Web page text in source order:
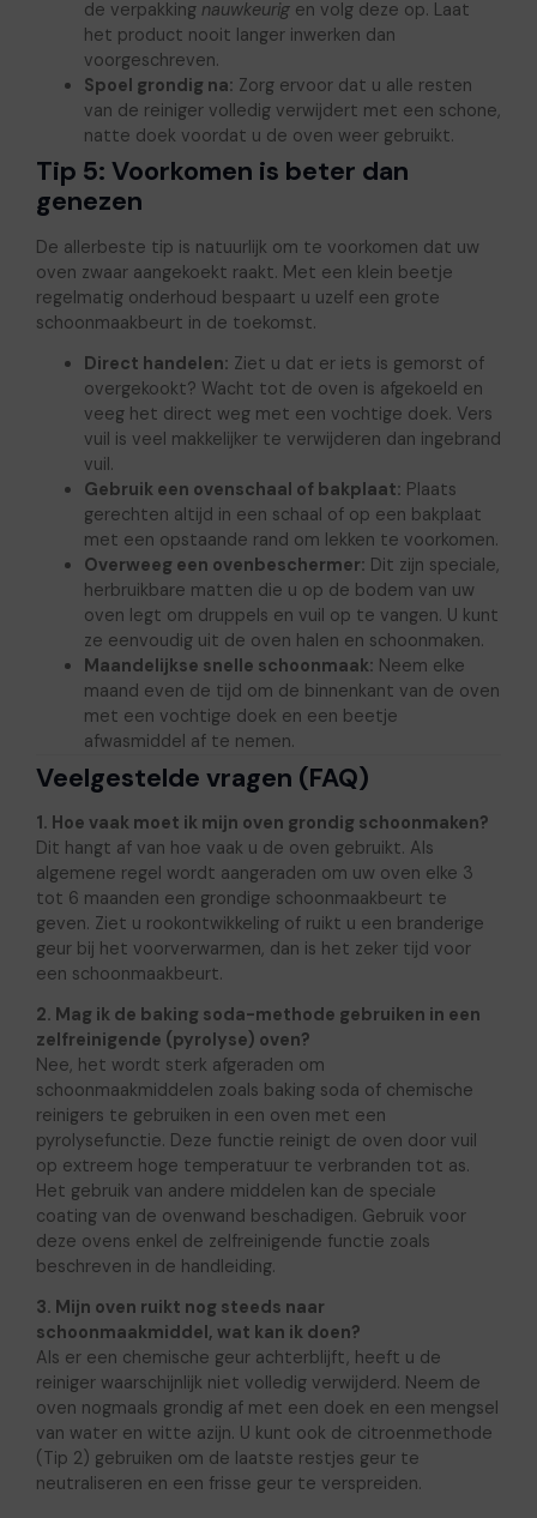
de verpakking nauwkeurigen volg deze op. Laat
het product nooit langer inwerken dan
voorgeschreven.
Spoel grondig na: Zorg ervoor dat u alle resten
van de reiniger volledig verwijdert met een schone,
natte doek voordat u de oven weer gebruikt.
Tip 5: Voorkomen is beter dan
genezen
De allerbeste tip is natuurlijk om te voorkomen dat uw
oven zwaar aangekoekt raakt. Met een klein beetje
regelmatig onderhoud bespaart u uzelf een grote
schoonmaakbeurt in de toekomst.
Direct handelen: Ziet u dat er iets is gemorst of
overgekookt? Wacht tot de oven is afgekoeld en
veeg het direct weg met een vochtige doek. Vers
vuil is veel makkelijker te verwijderen dan ingebrand
vuil.
Gebruik een ovenschaal of bakplaat: Plaats
gerechten altijd in een schaal of op een bakplaat
met een opstaande rand om lekken te voorkomen.
Overweeg een ovenbeschermer: Dit zijn speciale,
herbruikbare matten die u op de bodem van uw
oven legt om druppels en vuil op te vangen. U kunt
ze eenvoudig uit de oven halen en schoonmaken.
Maandelijkse snelle schoonmaak: Neem elke
maand even de tijd om de binnenkant van de oven
met een vochtige doek en een beetje
afwasmiddel af te nemen.
Veelgestelde vragen (FAQ)
1. Hoe vaak moet ik mijn oven grondig schoonmaken?
Dit hangt af van hoe vaak u de oven gebruikt. Als
algemene regel wordt aangeraden om uw oven elke 3
tot 6 maanden een grondige schoonmaakbeurt te
geven. Ziet u rookontwikkeling of ruikt u een branderige
geur bij het voorverwarmen, dan is het zeker tijd voor
een schoonmaakbeurt.
2. Mag ik de baking soda-methode gebruiken in een
zelfreinigende (pyrolyse) oven?
Nee, het wordt sterk afgeraden om
schoonmaakmiddelen zoals baking soda of chemische
reinigers te gebruiken in een oven met een
pyrolysefunctie. Deze functie reinigt de oven door vuil
op extreem hoge temperatuur te verbranden tot as.
Het gebruik van andere middelen kan de speciale
coating van de ovenwand beschadigen. Gebruik voor
deze ovens enkel de zelfreinigende functie zoals
beschreven in de handleiding.
3. Mijn oven ruikt nog steeds naar
schoonmaakmiddel, wat kan ik doen?
Als er een chemische geur achterblijft, heeft u de
reiniger waarschijnlijk niet volledig verwijderd. Neem de
oven nogmaals grondig af met een doek en een mengsel
van water en witte azijn. U kunt ook de citroenmethode
(Tip 2) gebruiken om de laatste restjes geur te
neutraliseren en een frisse geur te verspreiden.